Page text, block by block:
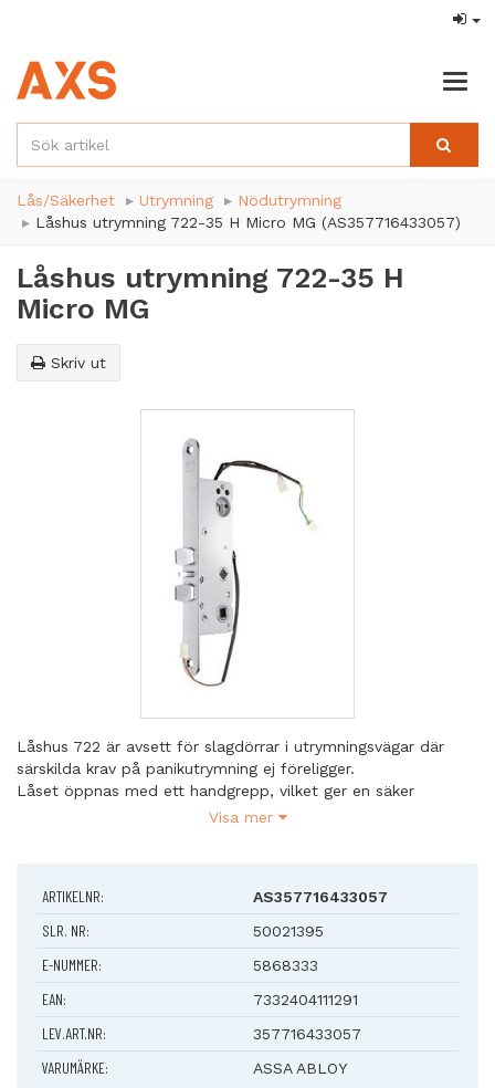
Lås/Säkerhet Utrymning
Nödutrymning
Låshus utrymning 722-35 H Micro MG (AS357716433057)
Låshus utrymning 722-35 H
Micro MG
Skriv ut
Låshus 722 är avsett för slagdörrar i utrymningsvägar där
särskilda krav på panikutrymning ej föreligger.
Låset öppnas med ett handgrepp, vilket ger en säker
Kan erhållas i mikroutförande
Certifierat enligt SS-EN 12209
Låshus 722-50/70 och 722/35 i kombination med
nödutrymningsbeslag 179A/179A-2 respektive 179A S4/179A-2
S4 är certifierade enligt SS-EN 179
Låshus med förreglad cylinderfall och tryckesfall
90-graders nyckelvridning
Tryckesfall ger brandigenhållning
Möjlighet till behörig passage via cylindern
Visa mer
ARTIKELNR: AS357716433057
SLR. NR: 50021395
E-NUMMER: 5868333
EAN: 7332404111291
LEV.ART.NR: 357716433057
VARUMÄRKE: ASSA ABLOY